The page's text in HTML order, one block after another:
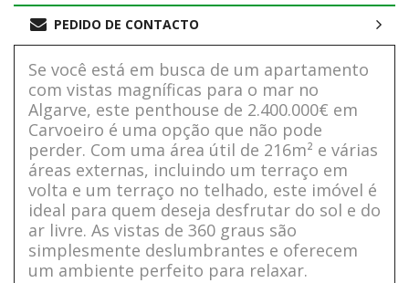
PEDIDO DE CONTACTO
Se você está em busca de um apartamento
com vistas magníficas para o mar no
Algarve, este penthouse de 2.400.000€ em
Carvoeiro é uma opção que não pode
perder. Com uma área útil de 216m² e várias
áreas externas, incluindo um terraço em
volta e um terraço no telhado, este imóvel é
ideal para quem deseja desfrutar do sol e do
ar livre. As vistas de 360 graus são
simplesmente deslumbrantes e oferecem
um ambiente perfeito para relaxar.